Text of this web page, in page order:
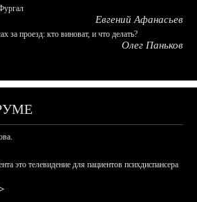
Евгений Афанасьев
за проезд: кто виноват, и что делать?
Олег Паньков
это телевидение для пациентов психдиспансера